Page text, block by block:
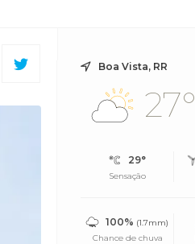
Boa Vista, RR
27°
29°
Sensação
100% (1.7mm)
Chance de chuva